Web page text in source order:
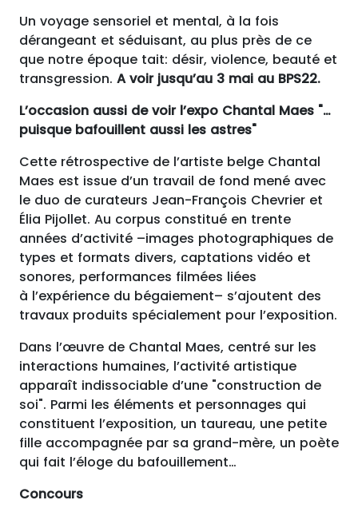
Un voyage sensoriel et mental, à la fois
dérangeant et séduisant, au plus près de ce
que notre époque tait: désir, violence, beauté et
transgression. A voir jusqu’au 3 mai au BPS22.
L’occasion aussi de voir l’expo Chantal Maes "…
puisque bafouillent aussi les astres"
Cette rétro­spec­tive de l’artiste belge Chantal
Maes est issue d’un travail de fond mené avec
le duo de curateurs Jean-François Chevrier et
Élia Pijollet. Au corpus constitué en trente
années d’activité –images pho­tographiques de
types et formats divers, captations vidéo et
sonores, per­for­mances filmées liées
à l’expérience du bégaiement– s’ajoutent des
travaux produits spé­ciale­ment pour l’exposition.
Dans l’œuvre de Chantal Maes, centré sur les
inter­ac­tions humaines, l’activité artistique
apparaît indis­so­cia­ble d’une ​"con­struc­tion de
soi". Parmi les éléments et personnages qui
constituent l’exposition, un taureau, une petite
fille accompagnée par sa grand-mère, un poète
qui fait l’éloge du bafouillement…
Concours